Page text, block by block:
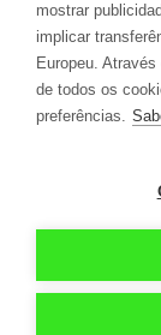
de
Política
mostrar
implicar
Europeu.
de todos os
preferências.